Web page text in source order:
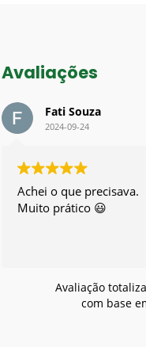
Avaliações
Fati Souza
2024-09-24
Achei o que precisava.
Muito prático 😃
Avaliação
com base